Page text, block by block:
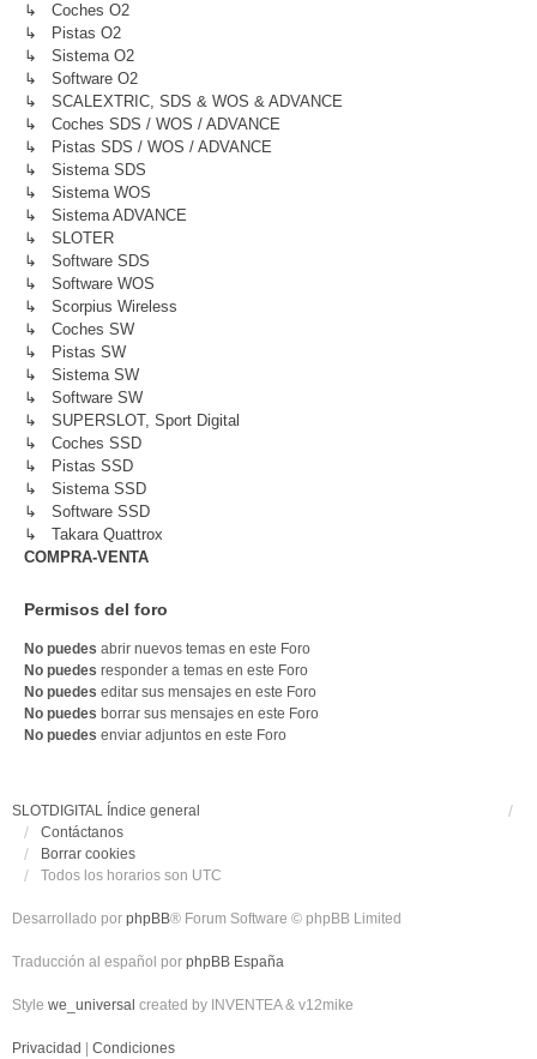
↳ Coches O2
↳ Pistas O2
↳ Sistema O2
↳ Software O2
↳ SCALEXTRIC, SDS & WOS & ADVANCE
↳ Coches SDS / WOS / ADVANCE
↳ Pistas SDS / WOS / ADVANCE
↳ Sistema SDS
↳ Sistema WOS
↳ Sistema ADVANCE
↳ SLOTER
↳ Software SDS
↳ Software WOS
↳ Scorpius Wireless
↳ Coches SW
↳ Pistas SW
↳ Sistema SW
↳ Software SW
↳ SUPERSLOT, Sport Digital
↳ Coches SSD
↳ Pistas SSD
↳ Sistema SSD
↳ Software SSD
↳ Takara Quattrox
COMPRA-VENTA
Permisos del foro
No puedes abrir nuevos temas en este Foro
No puedes responder a temas en este Foro
No puedes editar sus mensajes en este Foro
No puedes borrar sus mensajes en este Foro
No puedes enviar adjuntos en este Foro
SLOTDIGITAL Índice general
Contáctanos
Borrar cookies
Todos los horarios son UTC
Desarrollado por phpBB® Forum Software © phpBB Limited
Traducción al español por phpBB España
Style we_universal created by INVENTEA & v12mike
Privacidad Condiciones